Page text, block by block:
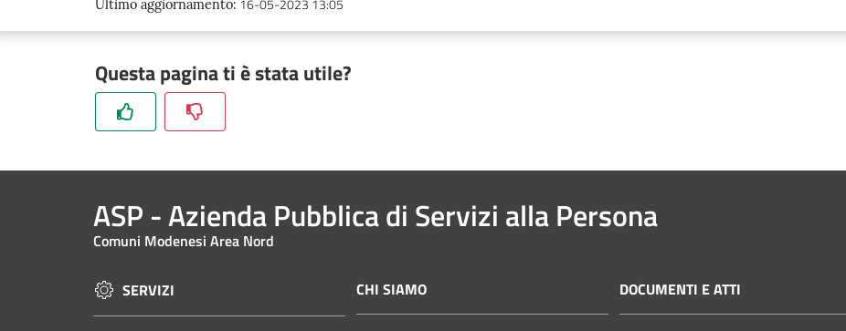
Ultimo aggiornamento: 16-05-2023 13:05
Questa pagina ti è stata utile?
ASP - Azienda Pubblica di Servizi alla Persona
Comuni Modenesi Area Nord
SERVIZI CHI SIAMO DOCUMENTI E ATTI